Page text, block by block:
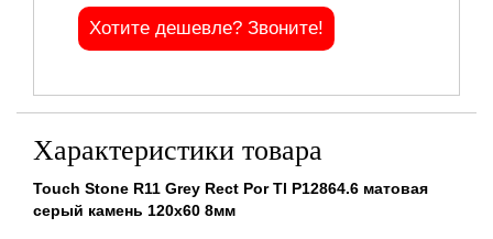
Хотите дешевле? Звоните!
Характеристики товара
Touch Stone R11 Grey Rect Por Tl P12864.6 матовая
серый камень 120x60 8мм